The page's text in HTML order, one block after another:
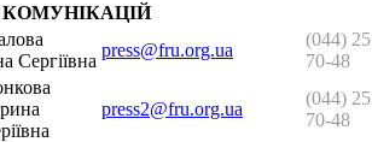
Сергіївна
press@fru.org.ua
(044)
70-48
press2@fru.org.ua
(044)
70-48